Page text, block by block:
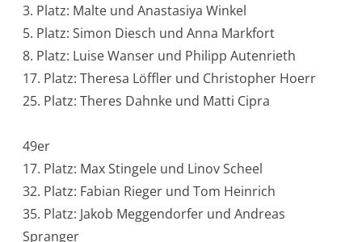
3. Platz: Malte und Anastasiya Winkel
5. Platz: Simon Diesch und Anna Markfort
8. Platz: Luise Wanser und Philipp Autenrieth
17. Platz: Theresa Löffler und Christopher Hoerr
25. Platz: Theres Dahnke und Matti Cipra
49er
17. Platz: Max Stingele und Linov Scheel
32. Platz: Fabian Rieger und Tom Heinrich
35. Platz: Jakob Meggendorfer und Andreas
Spranger